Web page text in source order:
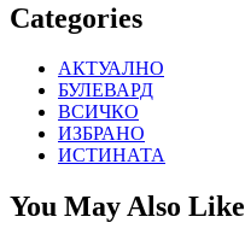
Categories
АКТУАЛНО
БУЛЕВАРД
ВСИЧКО
ИЗБРАНО
ИСТИНАТА
You May Also Like